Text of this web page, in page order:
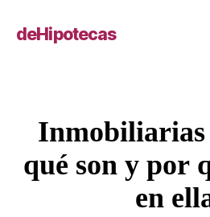
deHipotecas
qué son y por
en